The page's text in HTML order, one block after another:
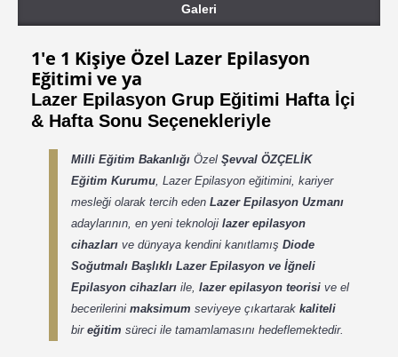
Galeri
1'e 1 Kişiye Özel Lazer Epilasyon
Eğitimi ve ya
Lazer Epilasyon Grup Eğitimi Hafta İçi
& Hafta Sonu Seçenekleriyle
Milli Eğitim Bakanlığı Özel Şevval ÖZÇELİK
Eğitim Kurumu , Lazer Epilasyon eğitimini, kariyer
mesleği olarak tercih eden Lazer Epilasyon Uzmanı
adaylarının, en yeni teknoloji lazer epilasyon
cihazları ve dünyaya kendini kanıtlamış Diode
Soğutmalı Başlıklı Lazer Epilasyon ve İğneli
Epilasyon cihazları ile, lazer epilasyon teorisi ve el
becerilerini maksimum seviyeye çıkartarak kaliteli
bir eğitim süreci ile tamamlamasını hedeflemektedir.